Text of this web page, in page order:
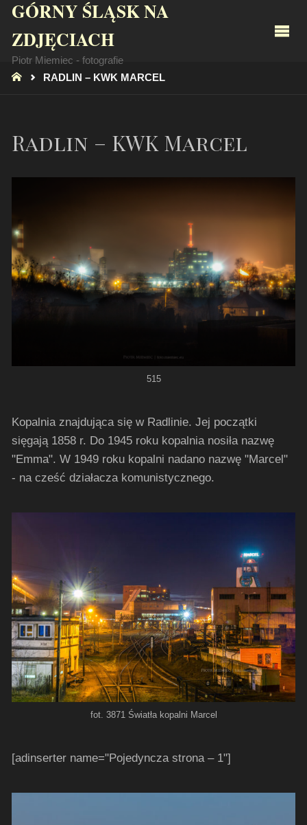
GÓRNY ŚLĄSK NA
ZDJĘCIACH
Piotr Miemiec - fotografie
STRONA
RADLIN – KWK MARCEL
Radlin – KWK Marcel
515
Kopalnia znajdująca się w Radlinie. Jej początki
sięgają 1858 r. Do 1945 roku kopalnia nosiła nazwę
"Emma". W 1949 roku kopalni nadano nazwę "Marcel"
- na cześć działacza komunistycznego.
fot. 3871 Światła kopalni Marcel
[adinserter name="Pojedyncza strona – 1"]